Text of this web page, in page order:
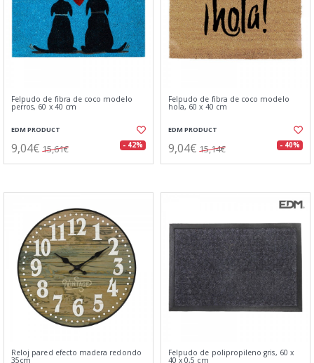
Felpudo de fibra de coco modelo
perros, 60 x 40 cm
EDM PRODUCT
9,04€ 15,61€ - 42%
Felpudo de fibra de coco modelo
hola, 60 x 40 cm
EDM PRODUCT
9,04€ 15,14€ - 40%
Reloj pared efecto madera redondo
35cm
Felpudo de polipropileno gris, 60 x
40 x 0,5 cm